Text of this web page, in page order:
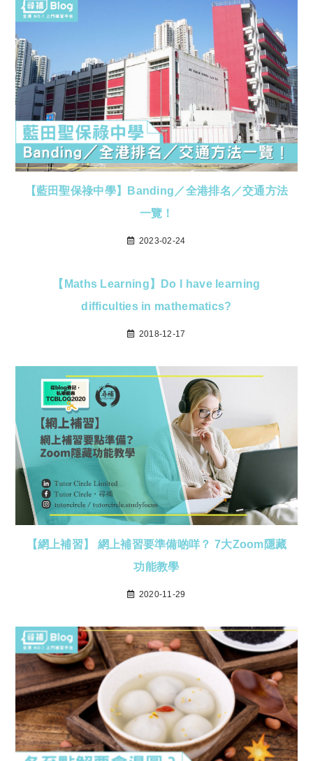
【藍田聖保祿中學】Banding／全港排名／交通方法
一覽！
2023-02-24
【Maths Learning】Do I have learning
difficulties in mathematics?
2018-12-17
【網上補習】 網上補習要準備啲咩？ 7大Zoom隱藏
功能教學
2020-11-29